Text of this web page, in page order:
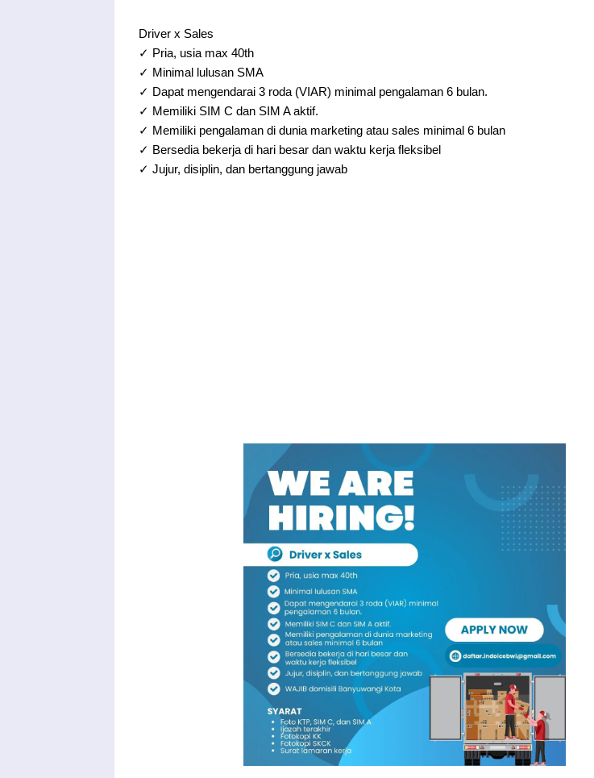
Driver x Sales
✓ Pria, usia max 40th
✓ Minimal lulusan SMA
✓ Dapat mengendarai 3 roda (VIAR) minimal pengalaman 6 bulan.
✓ Memiliki SIM C dan SIM A aktif.
✓ Memiliki pengalaman di dunia marketing atau sales minimal 6 bulan
✓ Bersedia bekerja di hari besar dan waktu kerja fleksibel
✓ Jujur, disiplin, dan bertanggung jawab